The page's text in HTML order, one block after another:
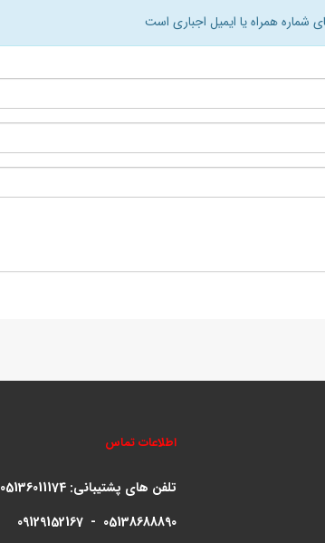
شماره همراه یا ایمیل اجباری است
اطلاعات تماس
تلفن های پشتیبانی: 05136011174
09129152167 - 05138688890